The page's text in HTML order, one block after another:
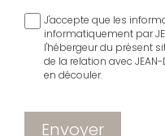
J'accepte que les
informatiquement par
l'hébergeur du présent
de la relation avec JEAN-
en découler.
Envoyer